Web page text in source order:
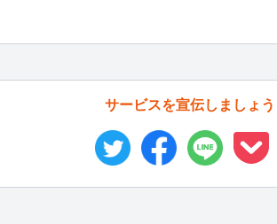
サービスを宣伝しましょう